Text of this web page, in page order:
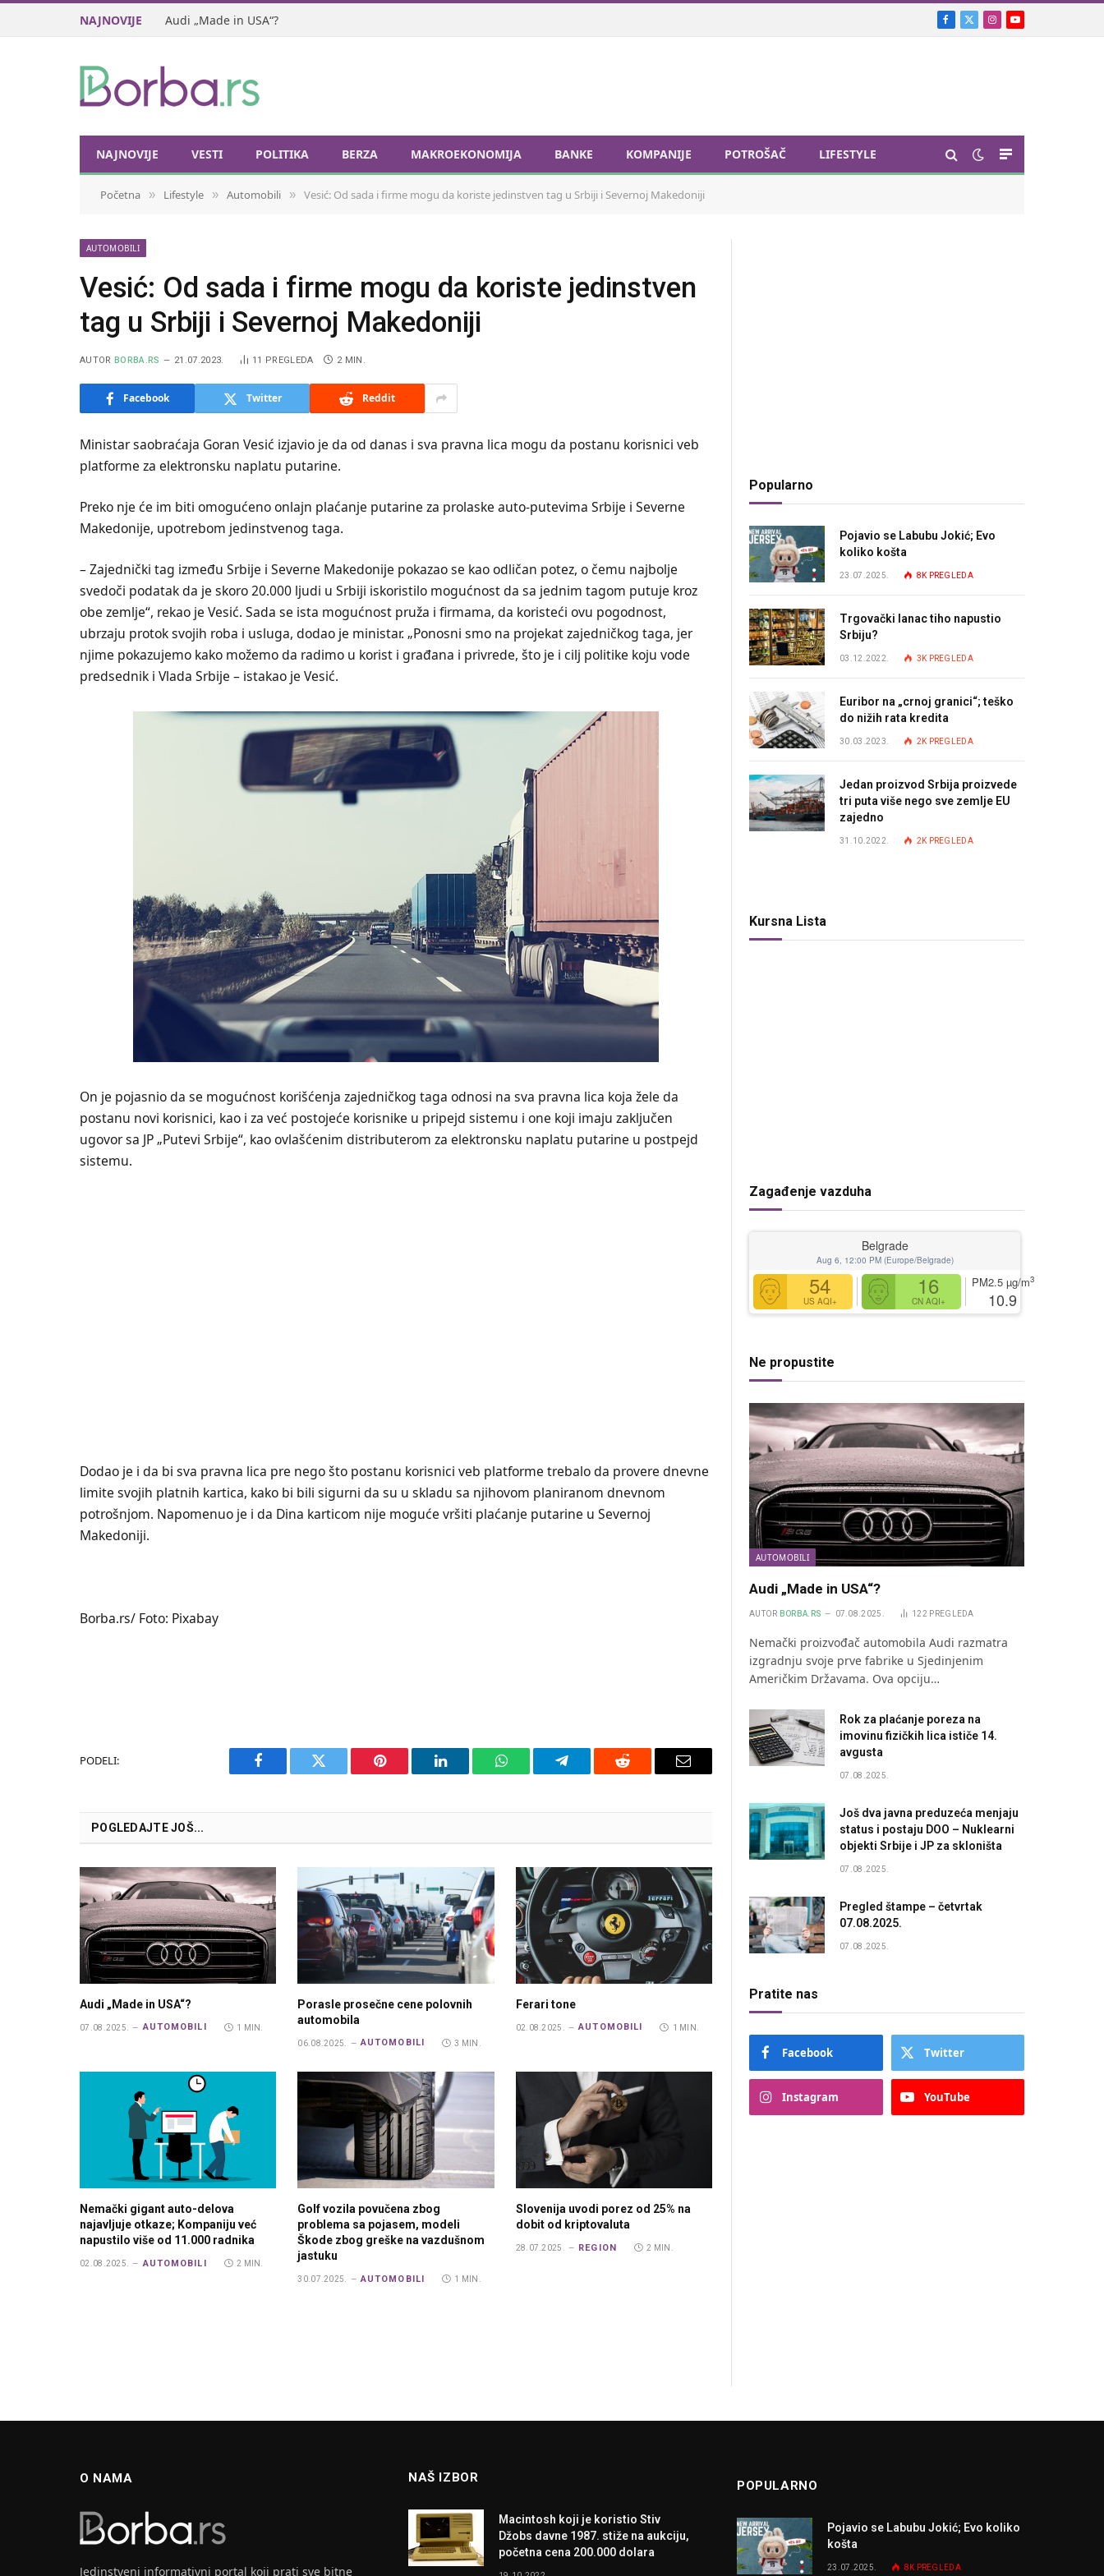
NAJNOVIJE Audi „Made in USA“? Facebook
X
Instagram
YouTube
NAJNOVIJE VESTI POLITIKA BERZA MAKROEKONOMIJA BANKE KOMPANIJE POTROŠAČ LIFESTYLE
Početna » Lifestyle » Automobili » Vesić: Od sada i firme mogu da koriste jedinstven tag u Srbiji i Severnoj Makedoniji
AUTOMOBILI
Vesić: Od sada i firme mogu da koriste jedinstven
tag u Srbiji i Severnoj Makedoniji
AUTOR BORBA.RS 21.07.2023. 11 PREGLEDA 2 MIN.
Facebook Twitter Reddit
Ministar saobraćaja Goran Vesić izjavio je da od danas i sva pravna lica mogu da postanu korisnici veb
platforme za elektronsku naplatu putarine.
Preko nje će im biti omogućeno onlajn plaćanje putarine za prolaske auto-putevima Srbije i Severne
Makedonije, upotrebom jedinstvenog taga.
– Zajednički tag između Srbije i Severne Makedonije pokazao se kao odličan potez, o čemu najbolje
svedoči podatak da je skoro 20.000 ljudi u Srbiji iskoristilo mogućnost da sa jednim tagom putuje kroz
obe zemlje“, rekao je Vesić. Sada se ista mogućnost pruža i firmama, da koristeći ovu pogodnost,
ubrzaju protok svojih roba i usluga, dodao je ministar. „Ponosni smo na projekat zajedničkog taga, jer
njime pokazujemo kako možemo da radimo u korist i građana i privrede, što je i cilj politike koju vode
predsednik i Vlada Srbije – istakao je Vesić.
On je pojasnio da se mogućnost korišćenja zajedničkog taga odnosi na sva pravna lica koja žele da
postanu novi korisnici, kao i za već postojeće korisnike u pripejd sistemu i one koji imaju zaključen
ugovor sa JP „Putevi Srbije“, kao ovlašćenim distributerom za elektronsku naplatu putarine u postpejd
sistemu.
Dodao je i da bi sva pravna lica pre nego što postanu korisnici veb platforme trebalo da provere dnevne
limite svojih platnih kartica, kako bi bili sigurni da su u skladu sa njihovom planiranom dnevnom
potrošnjom. Napomenuo je i da Dina karticom nije moguće vršiti plaćanje putarine u Severnoj
Makedoniji.
Borba.rs/ Foto: Pixabay
PODELI:
Facebook Twitter Pinterest LinkedIn WhatsAppTelegram Reddit Email
POGLEDAJTE JOŠ...
Audi „Made in USA“?
07.08.2025. AUTOMOBILI 1 MIN.
Porasle prosečne cene polovnih
automobila
06.08.2025. AUTOMOBILI 3 MIN.
Ferari tone
02.08.2025. AUTOMOBILI 1 MIN.
Nemački gigant auto-delova
najavljuje otkaze; Kompaniju već
napustilo više od 11.000 radnika
02.08.2025. AUTOMOBILI 2 MIN.
Golf vozila povučena zbog
problema sa pojasem, modeli
Škode zbog greške na vazdušnom
jastuku
30.07.2025. AUTOMOBILI 1 MIN.
Slovenija uvodi porez od 25% na
dobit od kriptovaluta
28.07.2025. REGION 2 MIN.
Popularno
Pojavio se Labubu Jokić; Evo
koliko košta
23.07.2025. 8K PREGLEDA
Trgovački lanac tiho napustio
Srbiju?
03.12.2022. 3K PREGLEDA
Euribor na „crnoj granici“; teško
do nižih rata kredita
30.03.2023. 2K PREGLEDA
Jedan proizvod Srbija proizvede
tri puta više nego sve zemlje EU
zajedno
31.10.2022. 2K PREGLEDA
Kursna Lista
Zagađenje vazduha
Belgrade
Aug 6, 12:00 PM (Europe/Belgrade)
54
US AQI+
16
CN AQI+
PM2.5 µg/m3
10.9
Ne propustite
AUTOMOBILI
Audi „Made in USA“?
AUTOR BORBA.RS 07.08.2025. 122 PREGLEDA
Nemački proizvođač automobila Audi razmatra
izgradnju svoje prve fabrike u Sjedinjenim
Američkim Državama. Ova opciju…
Rok za plaćanje poreza na
imovinu fizičkih lica ističe 14.
avgusta
07.08.2025.
Još dva javna preduzeća menjaju
status i postaju DOO – Nuklearni
objekti Srbije i JP za skloništa
07.08.2025.
Pregled štampe – četvrtak
07.08.2025.
07.08.2025.
Pratite nas
Facebook Twitter
Instagram YouTube
O NAMA
Jedinstveni informativni portal koji prati sve bitne
NAŠ IZBOR
Macintosh koji je koristio Stiv
Džobs davne 1987. stiže na aukciju,
početna cena 200.000 dolara
POPULARNO
Pojavio se Labubu Jokić; Evo koliko
košta
23.07.2025. 8K PREGLEDA